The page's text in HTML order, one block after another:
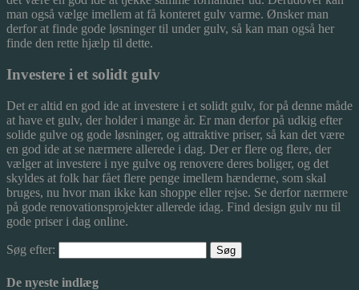
man også vælge imellem at få konteret gulv varme. Ønsker man
derfor at finde gode løsninger til under gulv, så kan man også her
finde den rette hjælp til dette.
Investere i et solidt gulv
Det er altid en god ide at investere i et solidt gulv, for på denne måde
at have et gulv, der holder i mange år. Er man derfor på udkig efter
solide gulve og gode løsninger, og attraktive priser, så kan det være
en god ide at se nærmere allerede i dag. Der er flere og flere, der
vælger at investere i nye gulve og renovere deres boliger, og det
skyldes at folk har fået flere penge imellem hænderne, som skal
bruges, nu hvor man ikke kan shoppe eller rejse. Se derfor nærmere
på gode renovationsprojekter allerede idag. Find design gulv nu til
gode priser i dag online.
Søg efter:
De nyeste indlæg